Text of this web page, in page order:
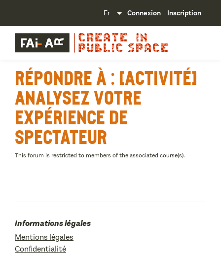
Connexion Inscription
Répondre à : [Activité]
Analysez votre
expérience de
spectateur
This forum is restricted to members of the associated course(s).
Informations légales
Mentions légales
Confidentialité